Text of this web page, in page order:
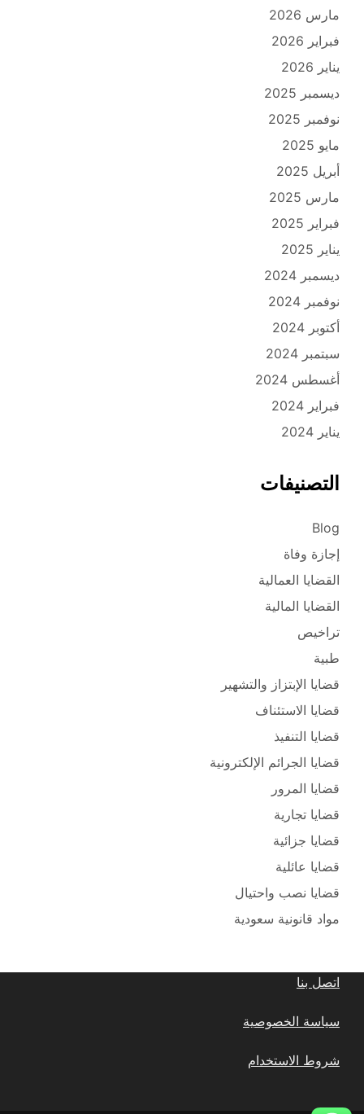
مارس 2026
فبراير 2026
يناير 2026
ديسمبر 2025
نوفمبر 2025
مايو 2025
أبريل 2025
مارس 2025
فبراير 2025
يناير 2025
ديسمبر 2024
نوفمبر 2024
أكتوبر 2024
سبتمبر 2024
أغسطس 2024
فبراير 2024
يناير 2024
التصنيفات
Blog
إجازة وفاة
القضايا العمالية
القضايا المالية
تراخيص
طبية
قضايا الإبتزاز والتشهير
قضايا الاستئناف
قضايا التنفيذ
قضايا الجرائم الإلكترونية
قضايا المرور
قضايا تجارية
قضايا جزائية
قضايا عائلية
قضايا نصب واحتيال
مواد قانونية سعودية
اتصل بنا
سياسة الخصوصية
شروط الاستخدام